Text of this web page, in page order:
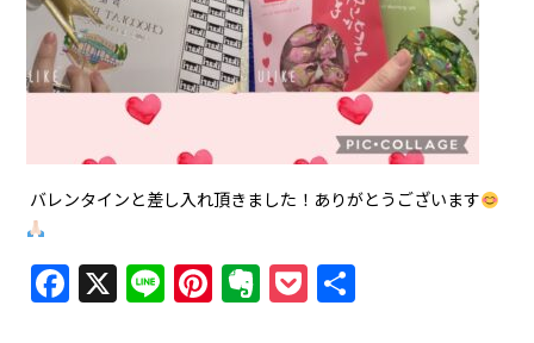
バレンタインと差し入れ頂きました！ありがとうございます
Facebook
X LinePinterest
Evernote
Pocket